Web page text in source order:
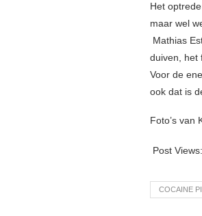
Het
maar wel
Mathias
duiven, het
Voor de
ook dat is
Foto’s van
Post Views:
COCAINE